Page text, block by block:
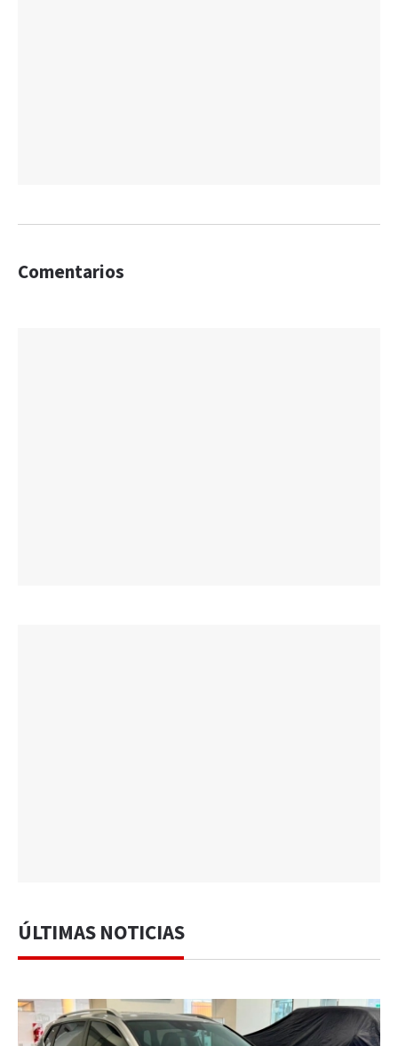
Comentarios
ÚLTIMAS NOTICIAS